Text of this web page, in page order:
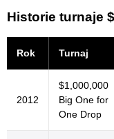
Historie turnaje
Rok Turnaj
2012
$1,000,000
Big One for
One Drop